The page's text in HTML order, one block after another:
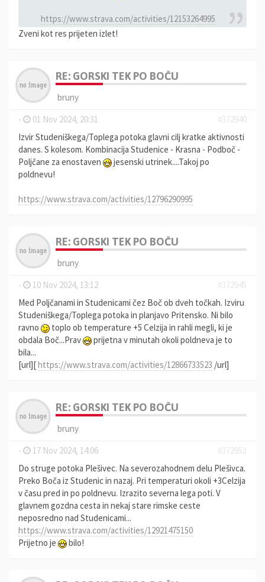
https://www.strava.com/activities/12153264995
Zveni kot res prijeten izlet!
RE: GORSKI TEK PO BOČU
bruny
-
01 Nov 2024, 20:31
#372940
Izvir Studeniškega/Toplega potoka glavni cilj kratke aktivnosti
danes. S kolesom. Kombinacija Studenice - Krasna - Podboč -
Poljčane za enostaven
jesenski utrinek....Takoj po
poldnevu!
https://www.strava.com/activities/12796290995
RE: GORSKI TEK PO BOČU
bruny
-
10 Nov 2024, 13:12
#372945
Med Poljčanami in Studenicami čez Boč ob dveh točkah. Izviru
Studeniškega/Toplega potoka in planjavo Pritensko. Ni bilo
ravno
toplo ob temperature +5 Celzija in rahli megli, ki je
obdala Boč...Prav
prijetna v minutah okoli poldneva je to
bila...
[url][https://www.strava.com/activities/12866733523 /url]
RE: GORSKI TEK PO BOČU
bruny
-
17 Nov 2024, 14:06
#372953
Do struge potoka Plešivec. Na severozahodnem delu Plešivca.
Preko Boča iz Studenic in nazaj. Pri temperaturi okoli +3Celzija
v času pred in po poldnevu. Izrazito severna lega poti. V
glavnem gozdna cesta in nekaj stare rimske ceste
neposredno nad Studenicami...
https://www.strava.com/activities/12921475150
Prijetno je
bilo!